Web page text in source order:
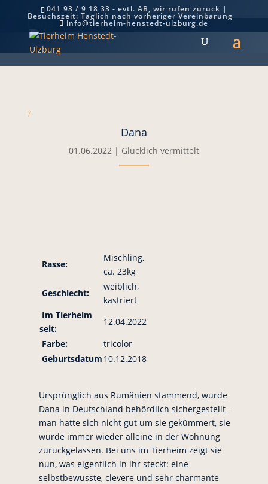
041 93 / 9 18 33 - evtl. AB, wir rufen zurück |
Besuchszeit: Täglich nach vorheriger Vereinbarung
info@tierheim-henstedt-ulzburg.de
Dana
7
Dana
01.06.2022| Glücklich vermittelt
Rasse:
Mischling,
ca. 23kg
Geschlecht:
weiblich,
kastriert
Im Tierheim
seit:
12.04.2022
Farbe:
tricolor
Geburtsdatum 10.12.2018
Ursprünglich aus Rumänien stammend, wurde
Dana in Deutschland behördlich sichergestellt –
man hatte sich nicht gut um sie gekümmert, sie
wurde immer wieder alleine in der Wohnung
zurückgelassen. Bei uns im Tierheim zeigt sie
nun, was eigentlich in ihr steckt: eine
selbstbewusste, clevere und sehr charmante